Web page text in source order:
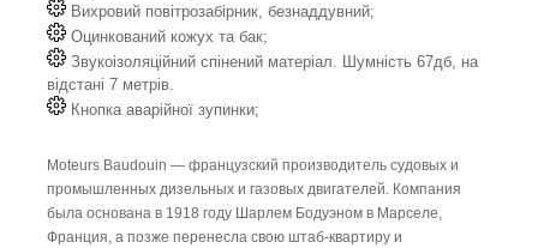
Вихровий повітрозабірник, безнаддувний;
Оцинкований кожух та бак;
Звукоізоляційний спінений матеріал. Шумність 67дб, на
відстані 7 метрів.
Кнопка аварійної зупинки;
Moteurs Baudouin — французский производитель судовых и
промышленных дизельных и газовых двигателей. Компания
была основана в 1918 году Шарлем Бодуэном в Марселе,
Франция, а позже перенесла свою штаб-квартиру и